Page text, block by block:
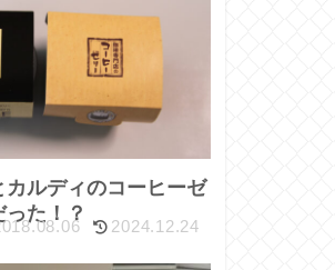
カルディのコーヒーゼ
った！？
2024.12.24